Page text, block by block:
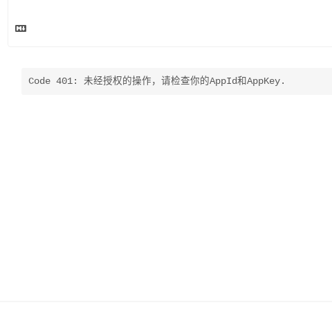
Code 401: 未经授权的操作，请检查你的AppId和AppKey.